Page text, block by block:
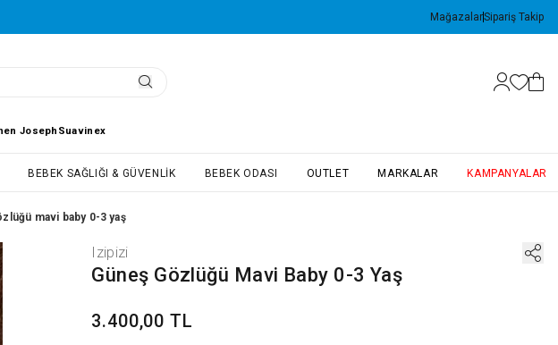
MağazalarSipariş Takip
Joseph Suavinex
BEBEK SAĞLIĞI & GÜVENLIK BEBEK ODASI OUTLET MARKALAR KAMPANYALAR
mavi baby 0-3 yaş
Izipizi
Güneş Gözlüğü Mavi Baby 0-3 Yaş
3.400,00 TL